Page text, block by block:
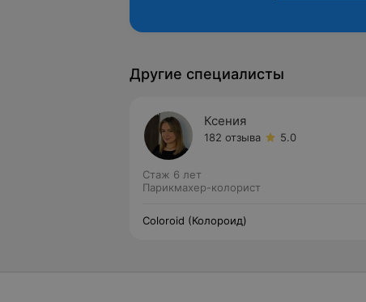
Другие специалисты
Ксения
182 отзыва 5.0
Стаж 6 лет
Парикмахер-колорист
Coloroid (Колороид)